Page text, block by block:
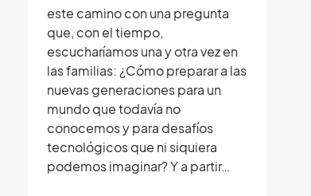
este camino con una pregunta
que, con el tiempo,
escucharíamos una y otra vez en
las familias: ¿Cómo preparar a las
nuevas generaciones para un
mundo que todavía no
conocemos y para desafíos
tecnológicos que ni siquiera
podemos imaginar? Y a partir…